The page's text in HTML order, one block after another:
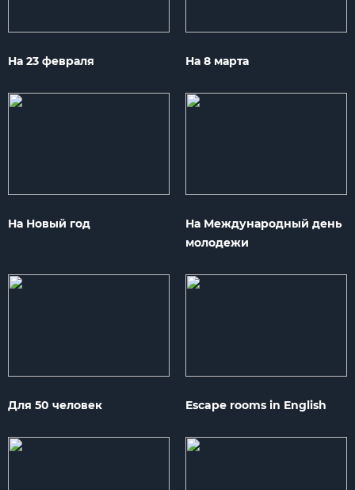
На 23 февраля На 8 марта
На Новый год
На Международный день
молодежи
Для 50 человек Escape rooms in English